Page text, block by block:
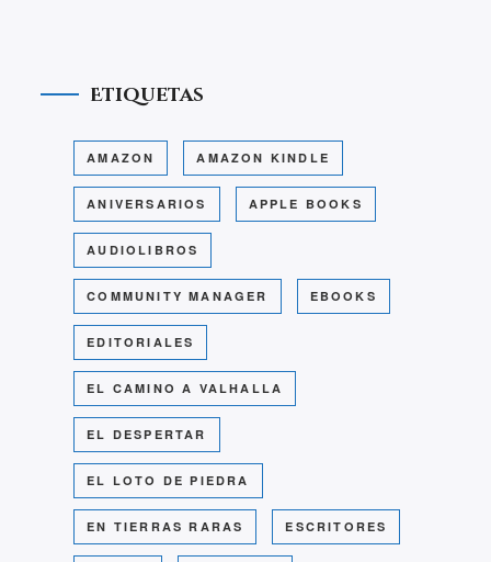
Etiquetas
AMAZON AMAZON KINDLE
ANIVERSARIOS APPLE BOOKS
AUDIOLIBROS
COMMUNITY MANAGER EBOOKS
EDITORIALES
EL CAMINO A VALHALLA
EL DESPERTAR
EL LOTO DE PIEDRA
EN TIERRAS RARAS ESCRITORES